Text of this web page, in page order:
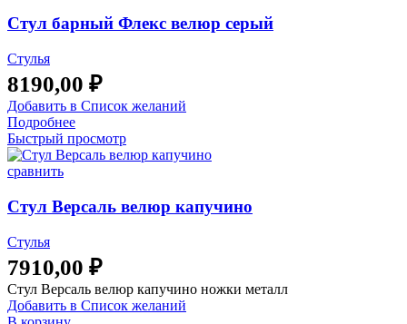
Стул барный Флекс велюр серый
Стулья
8190,00 ₽
Добавить в Список желаний
Подробнее
Быстрый просмотр
сравнить
Стул Версаль велюр капучино
Стулья
7910,00 ₽
Стул Версаль велюр капучино ножки металл
Добавить в Список желаний